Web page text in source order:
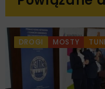
DROGI MOSTY